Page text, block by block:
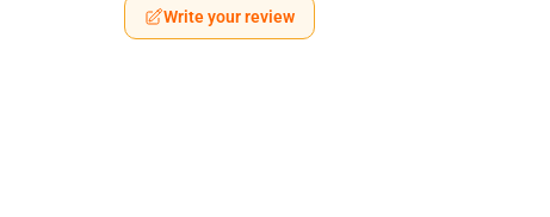
Write your review